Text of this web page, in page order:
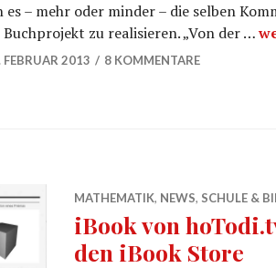
– mehr oder minder – die selben
Buchprojekt zu realisieren. „Von der …
FEBRUAR 2013 8 KOMMENTARE
MATHEMATIK, NEWS, SCHULE &
iBook von
den iBook Store